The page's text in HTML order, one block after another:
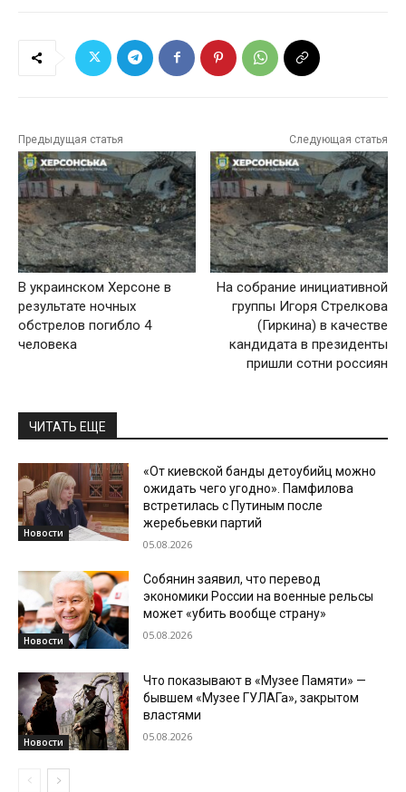
Предыдущая статья
В украинском Херсоне в
результате ночных
обстрелов погибло 4
человека
Следующая статья
На собрание инициативной
группы Игоря Стрелкова
(Гиркина) в качестве
кандидата в президенты
пришли сотни россиян
ЧИТАТЬ ЕЩЕ
Новости
«От киевской банды детоубийц можно
ожидать чего угодно». Памфилова
встретилась с Путиным после
жеребьевки партий
05.08.2026
Новости
Собянин заявил, что перевод
экономики России на военные рельсы
может «убить вообще страну»
05.08.2026
Новости
Что показывают в «Музее Памяти» —
бывшем «Музее ГУЛАГа», закрытом
властями
05.08.2026